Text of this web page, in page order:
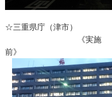
☆三重県庁（津市）
《実施
前》 《